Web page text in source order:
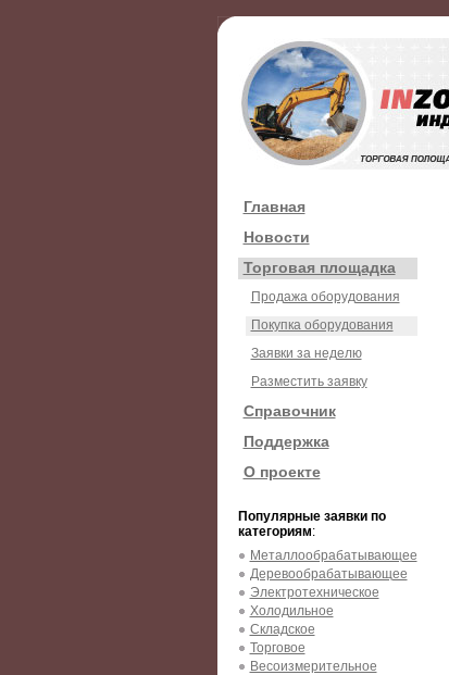
Главная
Новости
Торговая площадка
Продажа оборудования
Покупка оборудования
Заявки за неделю
Разместить заявку
Справочник
Поддержка
О проекте
Популярные заявки по
категориям:
Металлообрабатывающее
Деревообрабатывающее
Электротехническое
Холодильное
Складское
Торговое
Весоизмерительное